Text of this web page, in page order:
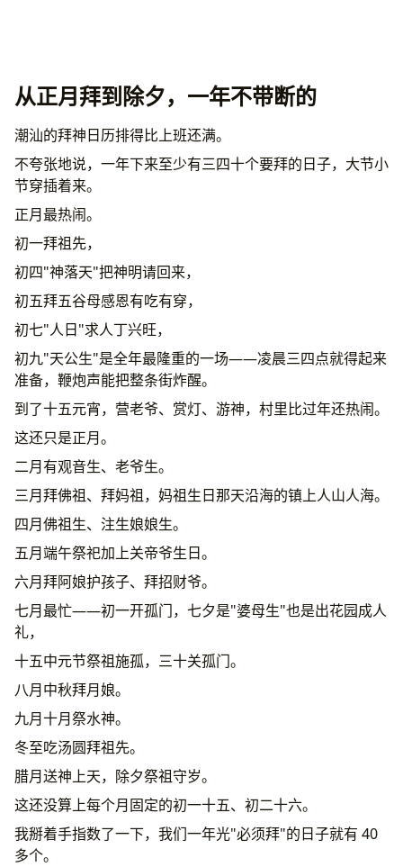
从正月拜到除夕，一年不带断的
潮汕的拜神日历排得比上班还满。
不夸张地说，一年下来至少有三四十个要拜的日子，大节小
节穿插着来。
正月最热闹。
初一拜祖先，
初四"神落天"把神明请回来，
初五拜五谷母感恩有吃有穿，
初七"人日"求人丁兴旺，
初九"天公生"是全年最隆重的一场——凌晨三四点就得起来
准备，鞭炮声能把整条街炸醒。
到了十五元宵，营老爷、赏灯、游神，村里比过年还热闹。
这还只是正月。
二月有观音生、老爷生。
三月拜佛祖、拜妈祖，妈祖生日那天沿海的镇上人山人海。
四月佛祖生、注生娘娘生。
五月端午祭祀加上关帝爷生日。
六月拜阿娘护孩子、拜招财爷。
七月最忙——初一开孤门，七夕是"婆母生"也是出花园成人
礼，
十五中元节祭祖施孤，三十关孤门。
八月中秋拜月娘。
九月十月祭水神。
冬至吃汤圆拜祖先。
腊月送神上天，除夕祭祖守岁。
这还没算上每个月固定的初一十五、初二十六。
我掰着手指数了一下，我们一年光"必须拜"的日子就有 40
多个。